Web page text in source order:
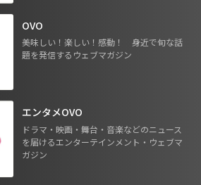
OVO
美味しい！楽しい！感動！ 身近で旬な話
題を発信するウェブマガジン
エンタメOVO
ドラマ・映画・舞台・音楽などのニュース
を届けるエンターテインメント・ウェブマ
ガジン